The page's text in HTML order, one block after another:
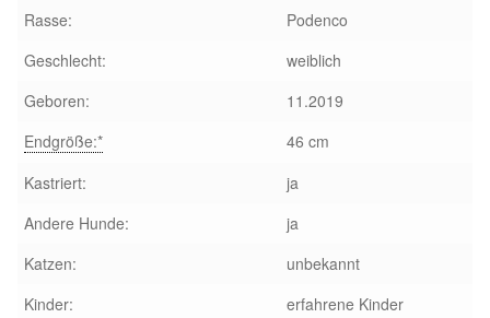
Aktuelles
SALVA News
Reiseberichte
Kreativprojekte
Partnertierheim La Linea in Spanien
Rasse:
Podenco
Geschlecht:
weiblich
Geboren:
11.2019
Endgröße:*
46 cm
Kastriert:
ja
Andere Hunde:
ja
Katzen:
unbekannt
Kinder:
erfahrene Kinder